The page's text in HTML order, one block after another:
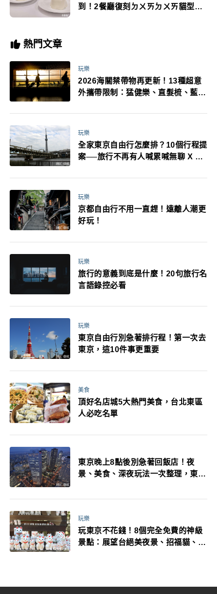
到！2餐廳復刻ㄉㄨㄞㄉㄨㄞ貓型限
熱門文章
玩樂
2026海關禁帶物再更新！13種超意
外攜帶限制：猛健樂、直髮梳、藍牙
萬！注意事項一次看！
玩樂
全家東京自由行怎麼排？10個行程提
案──旅行不再有人喊累喊無聊 X 爸
玩樂
京都自由行不用一直趕！遠離人潮更
好玩！
玩樂
旅行的意義到底是什麼！20句旅行名
言語錄控必看
玩樂
東京自由行別急著排行程！第一次去
東京，這10件事更重要
美食
頂好名店城5大熱門美食，台北東區
人必吃名單
東京晚上8點後別急著回飯店！夜
景、美食、深夜玩法一次整理，東京
玩樂
玩東京不花錢！8個完全免費的神級
景點：展望台絕美夜景、招福貓、皇